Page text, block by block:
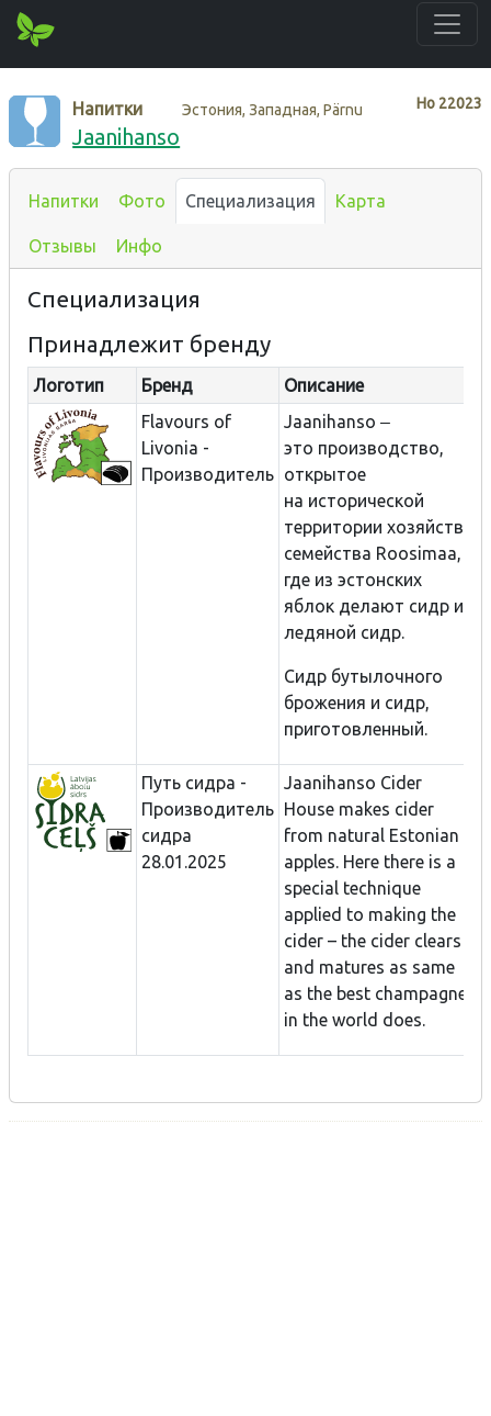
Нo 22023
Напитки Эстония, Западная, Pärnu
Jaanihanso
Напитки Фото Специализация Карта
Отзывы Инфо
Специализация
Принадлежит бренду
Логотип Бренд
Описание
Flavours of
Livonia -
Производитель
Jaanihanso ‒
это производство,
открытое
на исторической
территории хозяйства
семейства Roosimaa,
где из эстонских
яблок делают сидр и
ледяной сидр.
Cидр бутылочного
брожения и сидр,
приготовленный.
Путь сидра -
Производитель
сидра
28.01.2025
Jaanihanso Cider
House makes cider
from natural Estonian
apples. Here there is a
special technique
applied to making the
cider – the cider clears
and matures as same
as the best champagne
in the world does.